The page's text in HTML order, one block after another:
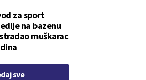
za sport
na bazenu
muškarac
sve